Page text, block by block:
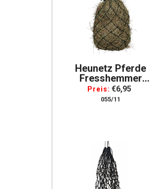
Heunetz Pferde
Fresshemmer
Pferdebox, Paddock,
Pferdeanhaenger
Preis: €6,95
055/11